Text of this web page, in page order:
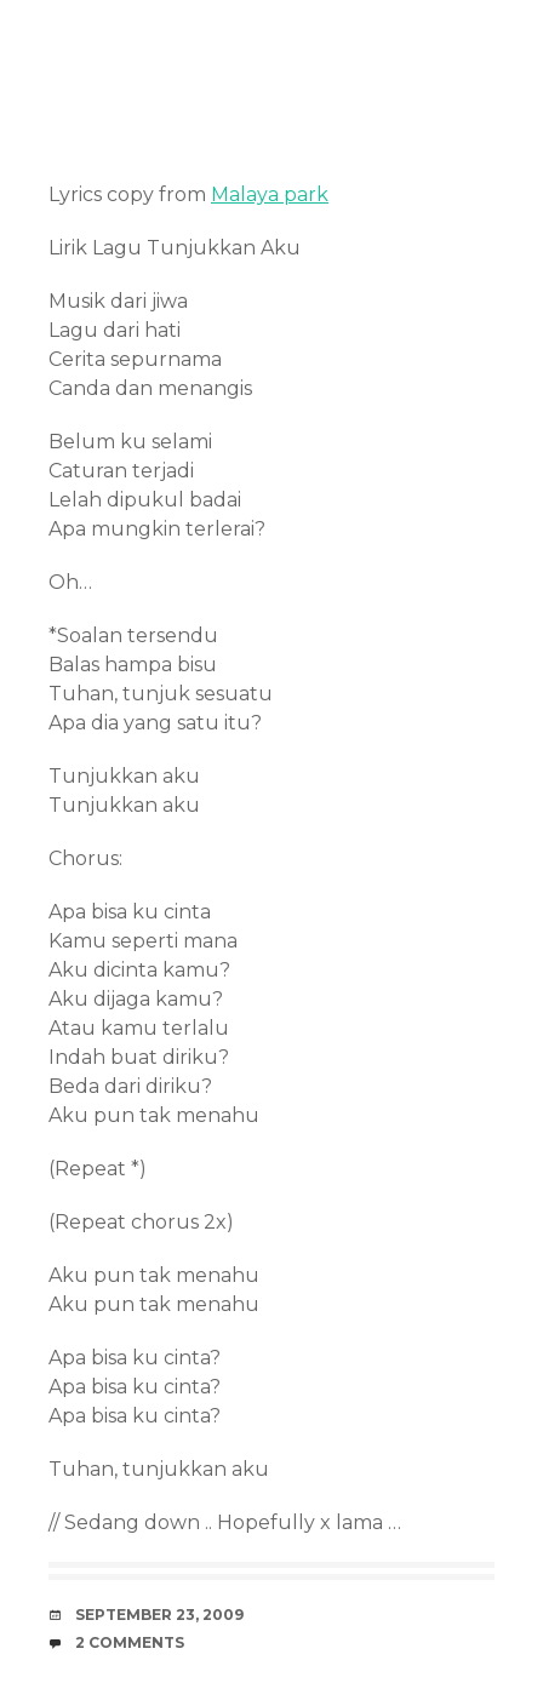
Lyrics copy from Malaya park
Lirik Lagu Tunjukkan Aku
Musik dari jiwa
Lagu dari hati
Cerita sepurnama
Canda dan menangis
Belum ku selami
Caturan terjadi
Lelah dipukul badai
Apa mungkin terlerai?
Oh…
*Soalan tersendu
Balas hampa bisu
Tuhan, tunjuk sesuatu
Apa dia yang satu itu?
Tunjukkan aku
Tunjukkan aku
Chorus:
Apa bisa ku cinta
Kamu seperti mana
Aku dicinta kamu?
Aku dijaga kamu?
Atau kamu terlalu
Indah buat diriku?
Beda dari diriku?
Aku pun tak menahu
(Repeat *)
(Repeat chorus 2x)
Aku pun tak menahu
Aku pun tak menahu
Apa bisa ku cinta?
Apa bisa ku cinta?
Apa bisa ku cinta?
Tuhan, tunjukkan aku
// Sedang down .. Hopefully x lama …
DATE
SEPTEMBER 23, 2009
COMMENTS
2 COMMENTS